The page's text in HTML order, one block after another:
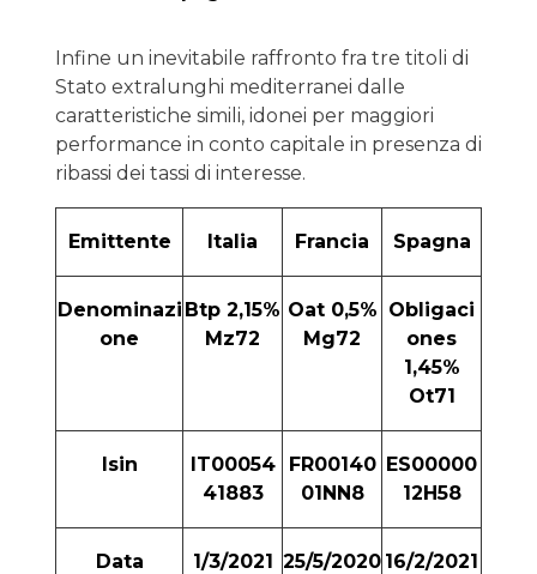
Infine un inevitabile raffronto fra tre titoli di
Stato extralunghi mediterranei dalle
caratteristiche simili, idonei per maggiori
performance in conto capitale in presenza di
ribassi dei tassi di interesse.
Emittente Italia Francia Spagna
Denominazi
one
Btp 2,15%
Mz72
Oat 0,5%
Mg72
Obligaci
ones
1,45%
Ot71
Isin
IT00054
41883
FR00140
01NN8
ES00000
12H58
Data
1/3/2021 25/5/2020 16/2/2021